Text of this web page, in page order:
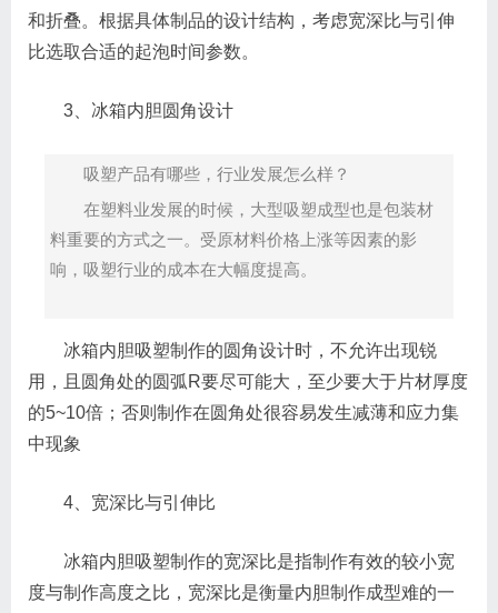
和折叠。根据具体制品的设计结构，考虑宽深比与引伸
比选取合适的起泡时间参数。
3、冰箱内胆圆角设计
吸塑产品有哪些，行业发展怎么样？
在塑料业发展的时候，大型吸塑成型也是包装材
料重要的方式之一。受原材料价格上涨等因素的影
响，吸塑行业的成本在大幅度提高。
冰箱内胆吸塑制作的圆角设计时，不允许出现锐
用，且圆角处的圆弧R要尽可能大，至少要大于片材厚度
的5~10倍；否则制作在圆角处很容易发生减薄和应力集
中现象
4、宽深比与引伸比
冰箱内胆吸塑制作的宽深比是指制作有效的较小宽
度与制作高度之比，宽深比是衡量内胆制作成型难的一